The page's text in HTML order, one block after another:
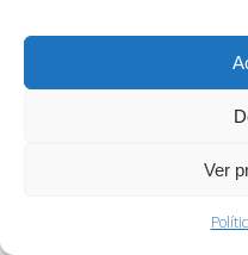
Ver
SOBRE